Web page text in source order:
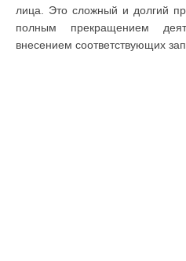
лица. Это сложный и долгий
полным прекращением
внесением соответствующих